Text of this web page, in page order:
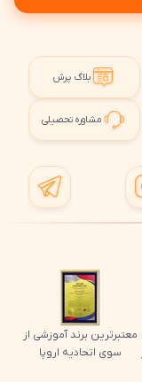
بلاگ پرش
مشاوره تحصیلی
معتبرترین برند آموزشی از
سوی اتحادیه اروپا